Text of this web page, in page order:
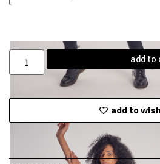
add to
add to